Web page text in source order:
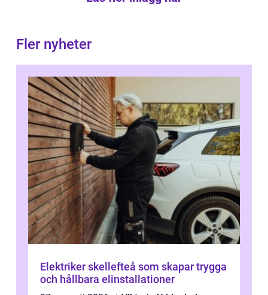
Fler nyheter
Elektriker skellefteå som skapar trygga
och hållbara elinstallationer